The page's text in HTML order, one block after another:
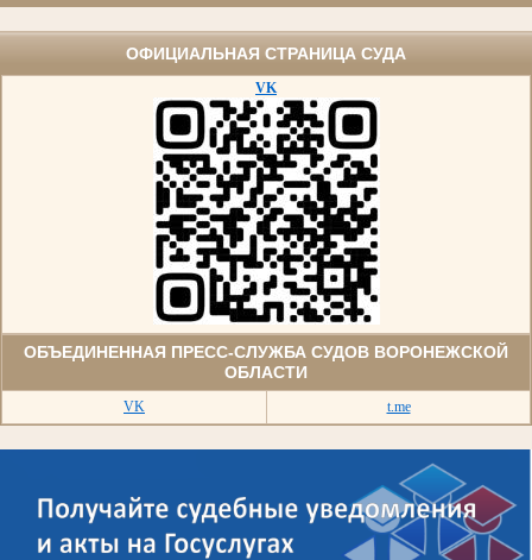
ОФИЦИАЛЬНАЯ СТРАНИЦА СУДА
VK
ОБЪЕДИНЕННАЯ ПРЕСС-СЛУЖБА СУДОВ ВОРОНЕЖСКОЙ
ОБЛАСТИ
VK t.me